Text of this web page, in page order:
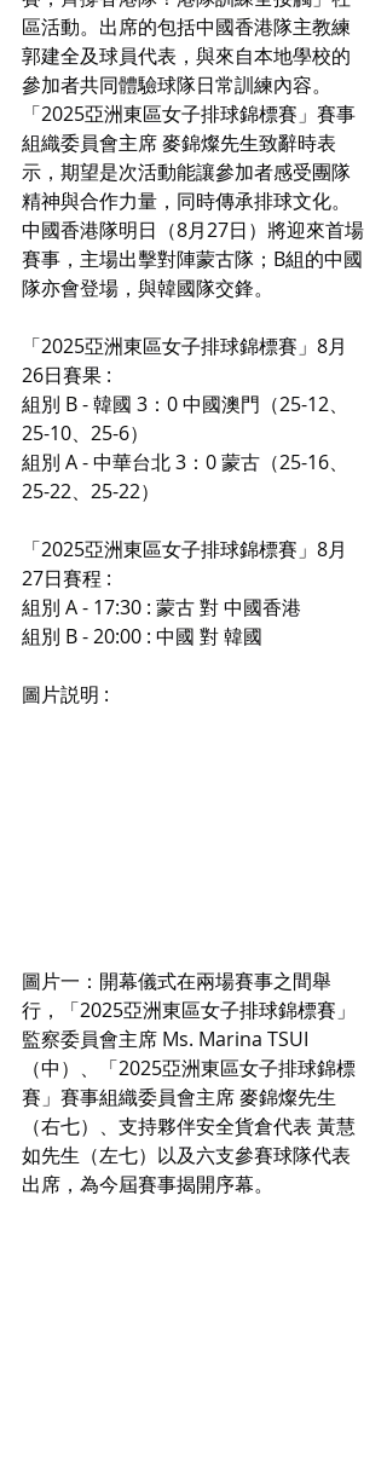
區活動。出席的包括中國香港隊主教練
郭建全及球員代表，與來自本地學校的
參加者共同體驗球隊日常訓練內容。
「2025亞洲東區女子排球錦標賽」賽事
組織委員會主席 麥錦燦先生致辭時表
示，期望是次活動能讓參加者感受團隊
精神與合作力量，同時傳承排球文化。
中國香港隊明日（8月27日）將迎來首場
賽事，主場出擊對陣蒙古隊；B組的中國
隊亦會登場，與韓國隊交鋒。
「2025亞洲東區女子排球錦標賽」8月
26日賽果 :
組別 B - 韓國 3：0 中國澳門（25-12、
25-10、25-6）
組別 A - 中華台北 3：0 蒙古（25-16、
25-22、25-22）
「2025亞洲東區女子排球錦標賽」8月
27日賽程 :
組別 A - 17:30 : 蒙古 對 中國香港
組別 B - 20:00 : 中國 對 韓國
圖片説明 :
圖片一：開幕儀式在兩場賽事之間舉
行，「2025亞洲東區女子排球錦標賽」
監察委員會主席 Ms. Marina TSUI
（中）、「2025亞洲東區女子排球錦標
賽」賽事組織委員會主席 麥錦燦先生
（右七）、支持夥伴安全貨倉代表 黃慧
如先生（左七）以及六支參賽球隊代表
出席，為今屆賽事揭開序幕。